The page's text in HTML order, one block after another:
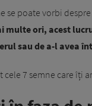
se poate vorbi
multe ori, acest
sau de a-l avea
cele 7 semne care